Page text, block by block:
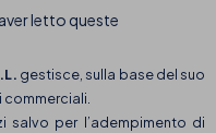
letto queste
gestisce, sulla base del suo
commerciali.
salvo per l’adempimento di